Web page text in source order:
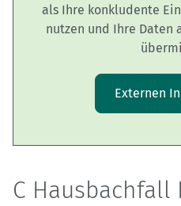
als Ihre konkludente
nutzen und Ihre Daten
Externen
C Hausbachfall